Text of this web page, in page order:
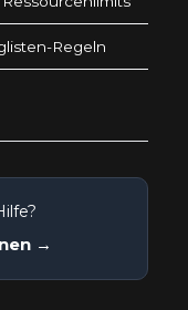
Regeln
→